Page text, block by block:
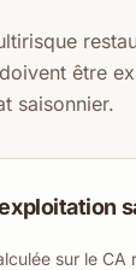
être
saisonnier.
sur le CA